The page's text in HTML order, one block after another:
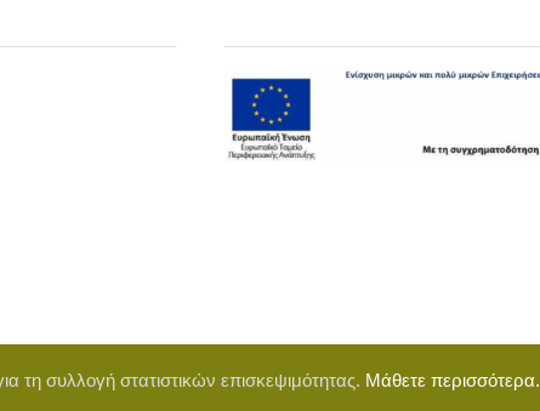
τη συλλογή στατιστικών επισκεψιμότητας. Μάθετε περισσότερα.